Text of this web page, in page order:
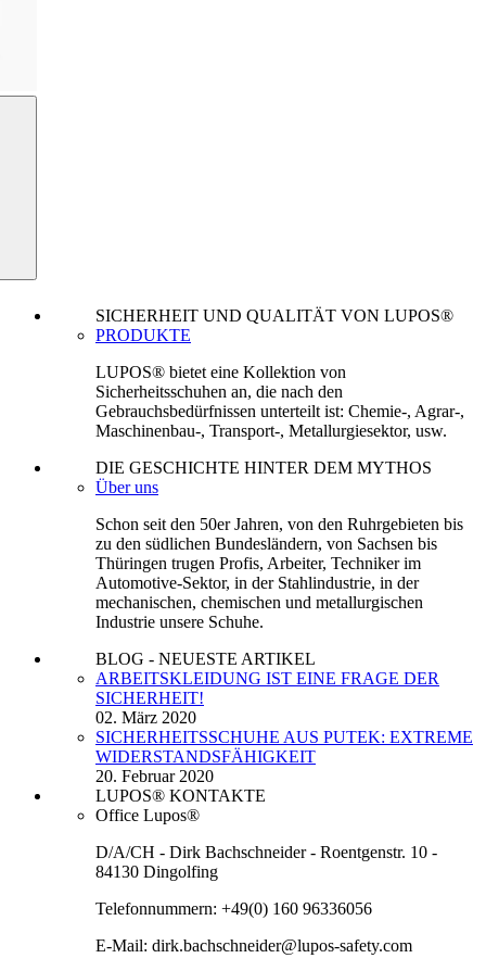
SICHERHEIT UND QUALITÄT VON LUPOS®
PRODUKTE
LUPOS® bietet eine Kollektion von
Sicherheitsschuhen an, die nach den
Gebrauchsbedürfnissen unterteilt ist: Chemie-, Agrar-,
Maschinenbau-, Transport-, Metallurgiesektor, usw.
DIE GESCHICHTE HINTER DEM MYTHOS
Über uns
Schon seit den 50er Jahren, von den Ruhrgebieten bis
zu den südlichen Bundesländern, von Sachsen bis
Thüringen trugen Profis, Arbeiter, Techniker im
Automotive-Sektor, in der Stahlindustrie, in der
mechanischen, chemischen und metallurgischen
Industrie unsere Schuhe.
BLOG - NEUESTE ARTIKEL
ARBEITSKLEIDUNG IST EINE FRAGE DER
SICHERHEIT!
02. März 2020
SICHERHEITSSCHUHE AUS PUTEK: EXTREME
WIDERSTANDSFÄHIGKEIT
20. Februar 2020
LUPOS® KONTAKTE
Office Lupos®
D/A/CH - Dirk Bachschneider - Roentgenstr. 10 -
84130 Dingolfing
Telefonnummern: +49(0) 160 96336056
E-Mail: dirk.bachschneider@lupos-safety.com